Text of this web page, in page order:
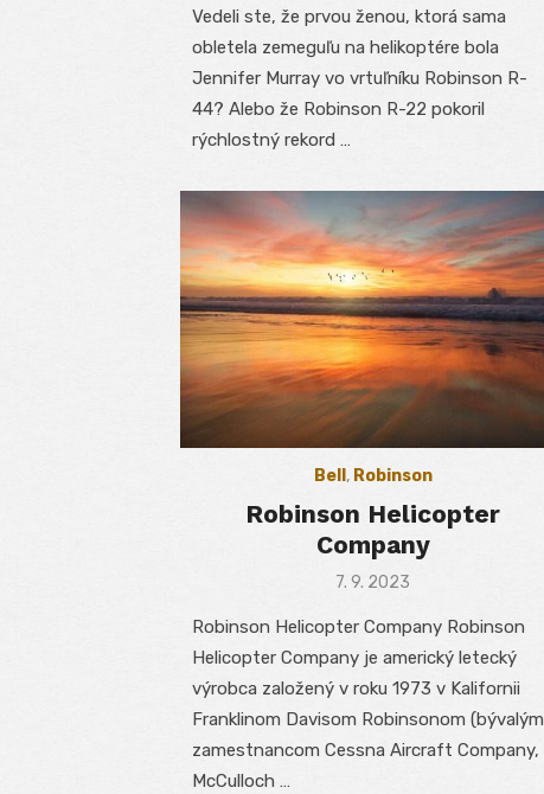
Vedeli ste, že prvou ženou, ktorá sama
obletela zemeguľu na helikoptére bola
Jennifer Murray vo vrtuľníku Robinson R-
44? Alebo že Robinson R-22 pokoril
rýchlostný rekord …
Bell , Robinson
Robinson Helicopter
Company
Posted
7. 9. 2023
Robinson Helicopter Company Robinson
Helicopter Company je americký letecký
výrobca založený v roku 1973 v Kalifornii
Franklinom Davisom Robinsonom (bývalým
zamestnancom Cessna Aircraft Company,
McCulloch …